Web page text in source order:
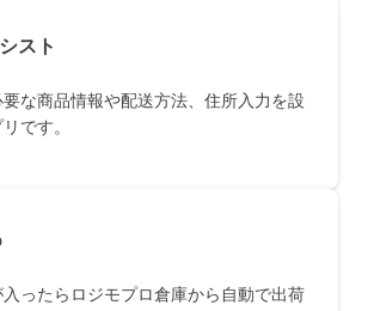
スト
な商品情報や配送方法、住所入力を設
です。
ったらロジモプロ倉庫から自動で出荷